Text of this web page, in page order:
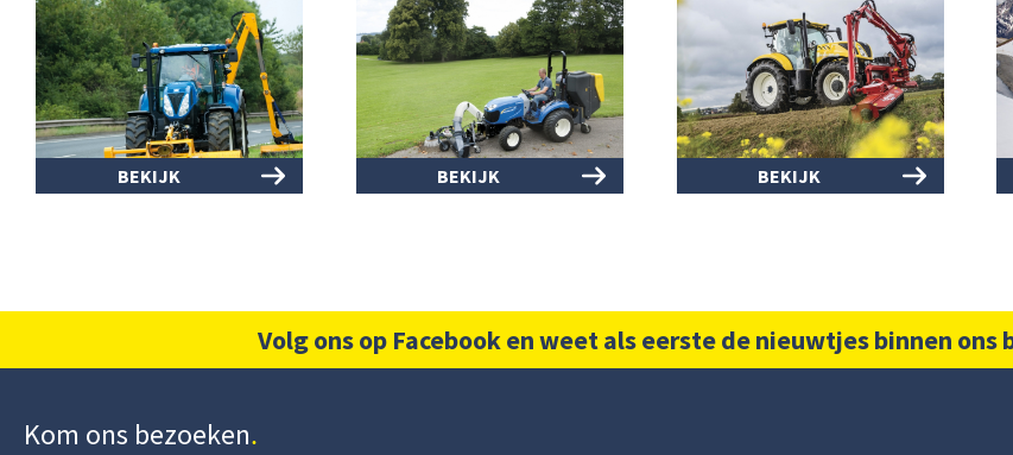
BEKIJK BEKIJK BEKIJK
Volg ons op Facebook en weet als eerste de nieuwtjes binnen ons
Kom ons bezoeken